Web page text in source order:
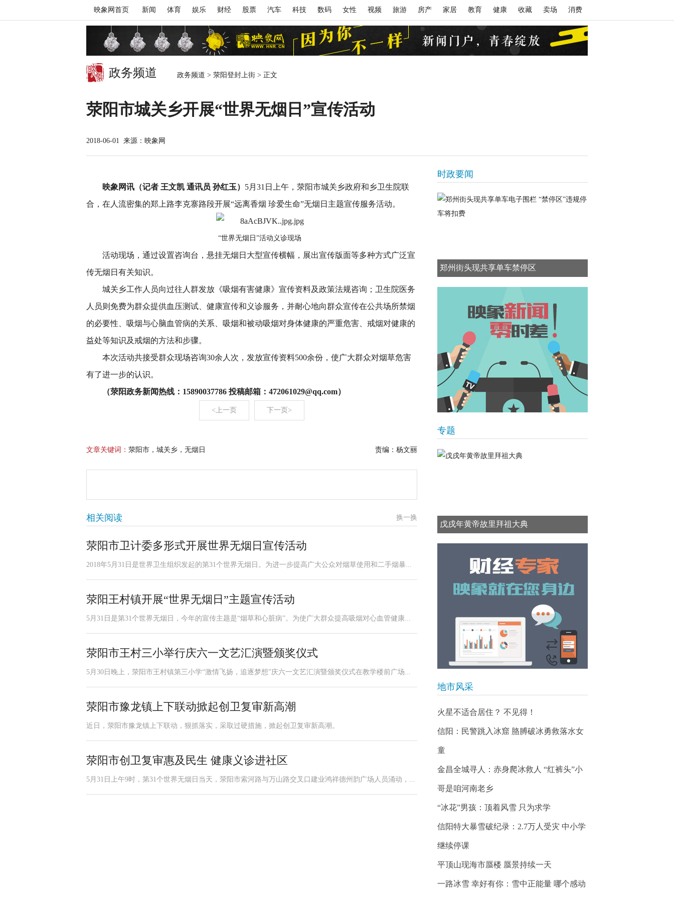
映象网首页 新闻 体育 娱乐 财经 股票 汽车 科技 数码 女性 视频 旅游 房产 家居 教育 健康 收藏 卖场 消费
政务频道 政务频道 > 荥阳登封上街 > 正文
荥阳市城关乡开展“世界无烟日”宣传活动
2018-06-01 来源：映象网
映象网讯（记者 王文凯 通讯员 孙红玉） 5月31日上午，荥阳市城关乡政府和乡卫生院联
合，在人流密集的郑上路李克寨路段开展“远离香烟 珍爱生命”无烟日主题宣传服务活动。
“世界无烟日”活动义诊现场
活动现场，通过设置咨询台，悬挂无烟日大型宣传横幅，展出宣传版面等多种方式广泛宣
传无烟日有关知识。
城关乡工作人员向过往人群发放《吸烟有害健康》宣传资料及政策法规咨询；卫生院医务
人员则免费为群众提供血压测试、健康宣传和义诊服务，并耐心地向群众宣传在公共场所禁烟
的必要性、吸烟与心脑血管病的关系、吸烟和被动吸烟对身体健康的严重危害、戒烟对健康的
益处等知识及戒烟的方法和步骤。
本次活动共接受群众现场咨询30余人次，发放宣传资料500余份，使广大群众对烟草危害
有了进一步的认识。
（荥阳政务新闻热线：15890037786 投稿邮箱：472061029@qq.com）
<上一页 下一页>
文章关键词： 荥阳市，城关乡，无烟日 责编：杨文丽
相关阅读 换一换
荥阳市卫计委多形式开展世界无烟日宣传活动
2018年5月31日是世界卫生组织发起的第31个世界无烟日。为进一步提高广大公众对烟草使用和二手烟暴...
荥阳王村镇开展“世界无烟日”主题宣传活动
5月31日是第31个世界无烟日，今年的宣传主题是“烟草和心脏病”。为使广大群众提高吸烟对心血管健康...
荥阳市王村三小举行庆六一文艺汇演暨颁奖仪式
5月30日晚上，荥阳市王村镇第三小学“激情飞扬，追逐梦想”庆六一文艺汇演暨颁奖仪式在教学楼前广场...
荥阳市豫龙镇上下联动掀起创卫复审新高潮
近日，荥阳市豫龙镇上下联动，狠抓落实，采取过硬措施，掀起创卫复审新高潮。
荥阳市创卫复审惠及民生 健康义诊进社区
5月31日上午9时，第31个世界无烟日当天，荥阳市索河路与万山路交叉口建业鸿祥德州韵广场人员涌动，...
时政要闻
郑州街头现共享单车禁停区
专题
戊戌年黄帝故里拜祖大典
地市风采
火星不适合居住？ 不见得！
信阳：民警跳入冰窟 胳膊破冰勇救落水女
童
金昌全城寻人：赤身爬冰救人 “红裤头”小
哥是咱河南老乡
“冰花”男孩：顶着风雪 只为求学
信阳特大暴雪破纪录：2.7万人受灾 中小学
继续停课
平顶山现海市蜃楼 蜃景持续一天
一路冰雪 幸好有你：雪中正能量 哪个感动